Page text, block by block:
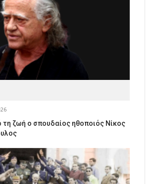
τη ζωή ο σπουδαίος ηθοποιός Νίκος